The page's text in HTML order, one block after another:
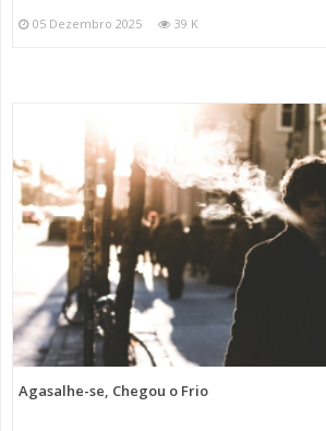
05 Dezembro 2025 39 K
Agasalhe-se, Chegou o Frio